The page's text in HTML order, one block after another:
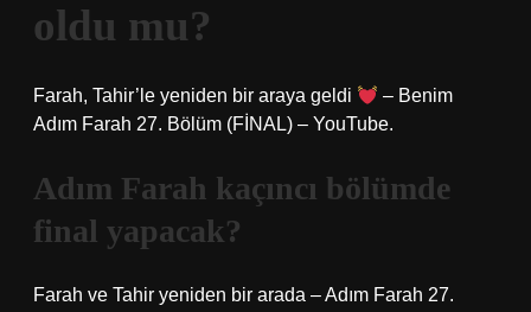
oldu mu?
Farah, Tahir’le yeniden bir araya geldi
– Benim
Adım Farah 27. Bölüm (FİNAL) – YouTube.
Adım Farah kaçıncı bölümde
final yapacak?
Farah ve Tahir yeniden bir arada – Adım Farah 27.